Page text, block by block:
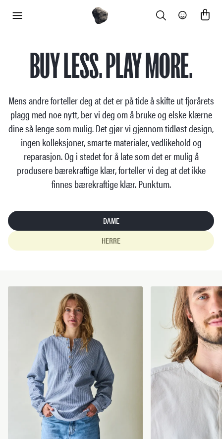
Search Community
BUY LESS. PLAY MORE.
Mens andre forteller deg at det er på tide å skifte ut fjorårets
plagg med noe nytt, ber vi deg om å bruke og elske klærne
dine så lenge som mulig. Det gjør vi gjennom tidløst design,
ingen kolleksjoner, smarte materialer, vedlikehold og
reparasjon. Og i stedet for å late som det er mulig å
produsere bærekraftige klær, forteller vi deg at det ikke
finnes bærekraftige klær. Punktum.
DAME
HERRE